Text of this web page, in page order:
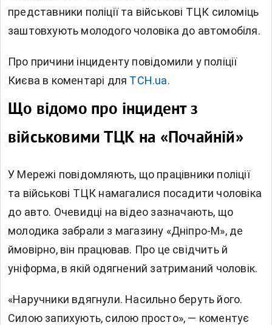
представники поліції та військові ТЦК силоміць
заштовхують молодого чоловіка до автомобіля.
Про причини інциденту повідомили у поліції
Києва в коментарі для ТСН.ua.
Що відомо про інцидент з
військовими ТЦК на «Почайній»
У Мережі повідомляють, що працівники поліції
та військові ТЦК намагалися посадити чоловіка
до авто. Очевидці на відео зазначають, що
молодика забрали з магазину «Дніпро-М», де
ймовірно, він працював. Про це свідчить й
уніформа, в якій одягнений затриманий чоловік.
«Наручники вдягнули. Насильно беруть його.
Силою запихують, силою просто», — коментує